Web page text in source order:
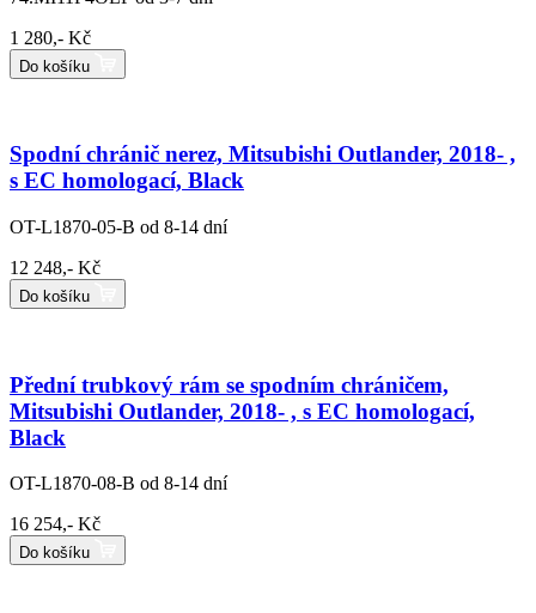
1 280,- Kč
Do košíku
Spodní chránič nerez, Mitsubishi Outlander, 2018- ,
s EC homologací, Black
OT-L1870-05-B od 8-14 dní
12 248,- Kč
Do košíku
Přední trubkový rám se spodním chráničem,
Mitsubishi Outlander, 2018- , s EC homologací,
Black
OT-L1870-08-B od 8-14 dní
16 254,- Kč
Do košíku